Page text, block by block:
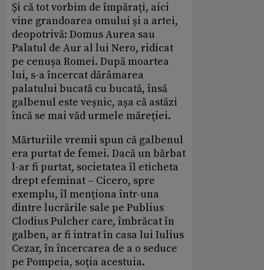
Și că tot vorbim de împăraţi, aici
vine grandoarea omului și a artei,
deopotrivă: Domus Aurea sau
Palatul de Aur al lui Nero, ridicat
pe cenușa Romei. După moartea
lui, s-a încercat dărâmarea
palatului bucată cu bucată, însă
galbenul este veșnic, așa că astăzi
încă se mai văd urmele măreţiei.
Mărturiile vremii spun că galbenul
era purtat de femei. Dacă un bărbat
l-ar fi purtat, societatea îl eticheta
drept efeminat – Cicero, spre
exemplu, îl menţiona într-una
dintre lucrările sale pe Publius
Clodius Pulcher care, îmbrăcat în
galben, ar fi intrat în casa lui Iulius
Cezar, în încercarea de a o seduce
pe Pompeia, soţia acestuia.